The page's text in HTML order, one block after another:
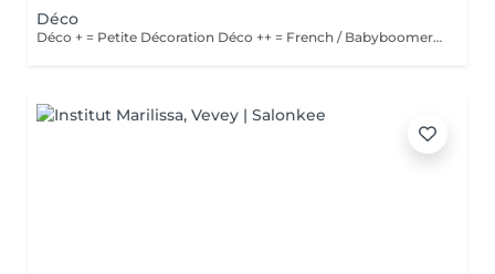
Déco
Déco + = Petite Décoration Déco ++ = French / Babyboomer / Autre design ++